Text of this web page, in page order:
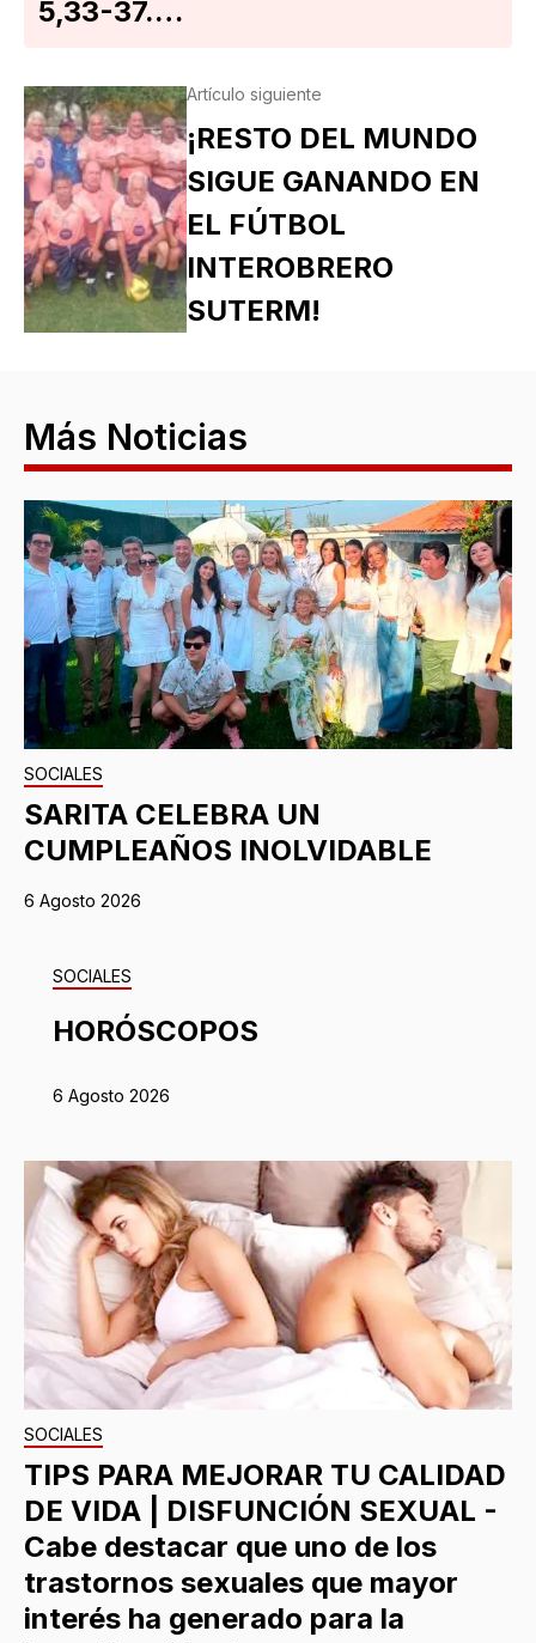
5,33-37.…
Artículo siguiente
¡RESTO DEL MUNDO
SIGUE GANANDO EN
EL FÚTBOL
INTEROBRERO
SUTERM!
Más Noticias
SOCIALES
SARITA CELEBRA UN
CUMPLEAÑOS INOLVIDABLE
6 Agosto 2026
SOCIALES
HORÓSCOPOS
6 Agosto 2026
SOCIALES
TIPS PARA MEJORAR TU CALIDAD
DE VIDA | DISFUNCIÓN SEXUAL -
Cabe destacar que uno de los
trastornos sexuales que mayor
interés ha generado para la